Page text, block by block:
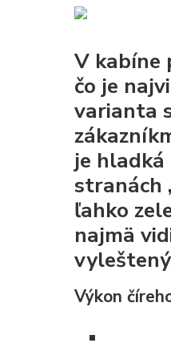
V kabíne
čo je
varianta
je hladká
stranách
ľahko
najmä
Výkon